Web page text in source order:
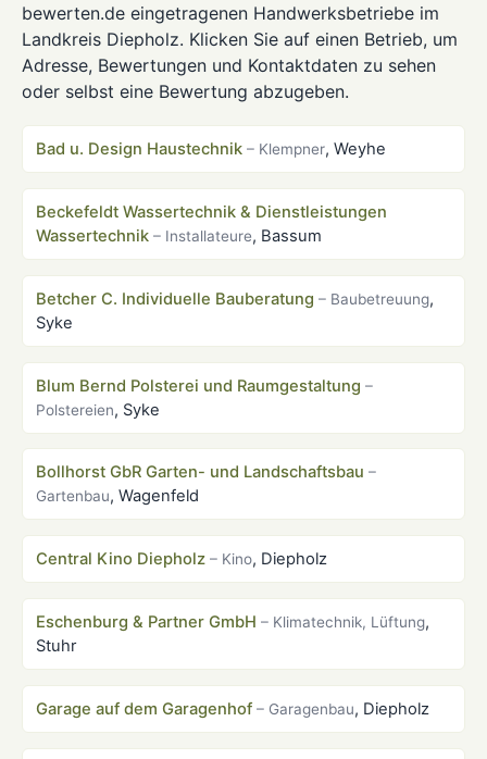
bewerten.de eingetragenen Handwerksbetriebe im
Landkreis Diepholz. Klicken Sie auf einen Betrieb, um
Adresse, Bewertungen und Kontaktdaten zu sehen
oder selbst eine Bewertung abzugeben.
Bad u. Design Haustechnik – Klempner, Weyhe
Beckefeldt Wassertechnik & Dienstleistungen
Wassertechnik – Installateure, Bassum
Betcher C. Individuelle Bauberatung – Baubetreuung,
Syke
Blum Bernd Polsterei und Raumgestaltung –
Polstereien, Syke
Bollhorst GbR Garten- und Landschaftsbau –
Gartenbau, Wagenfeld
Central Kino Diepholz – Kino, Diepholz
Eschenburg & Partner GmbH – Klimatechnik, Lüftung,
Stuhr
Garage auf dem Garagenhof – Garagenbau, Diepholz